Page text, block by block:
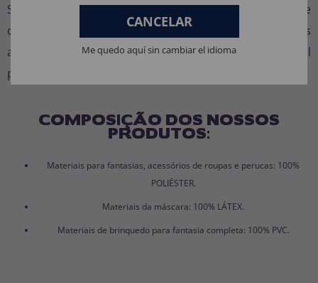
Se procura uma fantasia infantil confortável, segura e
com um design adorável de peixe azul estilo desenhos
animados, esta fantasia de Peixe Dori é a escolha ideal
para garantir diversão em qualquer celebração.
COMPOSIÇÃO DOS NOSSOS
PRODUTOS:
Materiais para fantasias, acessórios de roupas e perucas: 100%
POLIÉSTER.
Materiais da máscara: 100% LÁTEX.
Materiais de brinquedo para fantasia completa: 100% PVC.
CANCELAR
Me quedo aquí sin cambiar el idioma